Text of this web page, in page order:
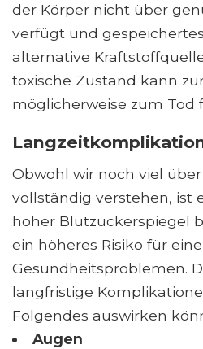
der Körper nicht über
verfügt und
alternative
toxische Zustand kann
möglicherweise zum Tod
Obwohl wir noch viel
vollständig verstehen, ist
hoher Blutzuckerspiegel
ein höheres Risiko für
Gesundheitsproblemen.
langfristige
Folgendes auswirken
Augen